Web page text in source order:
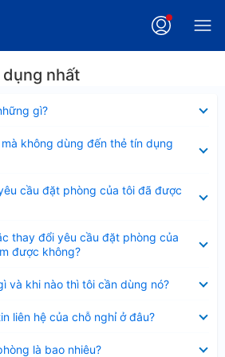
dụng nhất
gì?
không dùng đến thẻ tín dụng
cầu đặt phòng của tôi đã được
thay đổi yêu cầu đặt phòng của
được không?
và khi nào thì tôi cần dùng nó?
liên hệ của chỗ nghỉ ở đâu?
là bao nhiêu?